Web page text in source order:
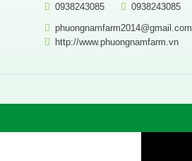
0938243085
0938243085
phuongnamfarm2014@gmail.com
http://www.phuongnamfarm.vn